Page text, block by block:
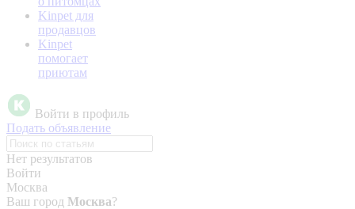
Kinpet для
продавцов
Kinpet
помогает
приютам
Войти в профиль
Подать объявление
Нет результатов
Войти
Москва
Ваш город Москва?